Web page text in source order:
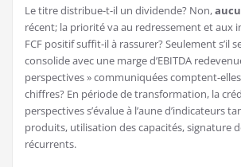
Le titre distribue-t-il un dividende? Non,
récent; la priorité va au redressement et aux
FCF positif suffit-il à rassurer? Seulement s’il
consolide avec une marge d’EBITDA
perspectives » communiquées comptent-
chiffres? En période de transformation, la
perspectives s’évalue à l’aune d’indicateurs
produits, utilisation des capacités, signature
récurrents.